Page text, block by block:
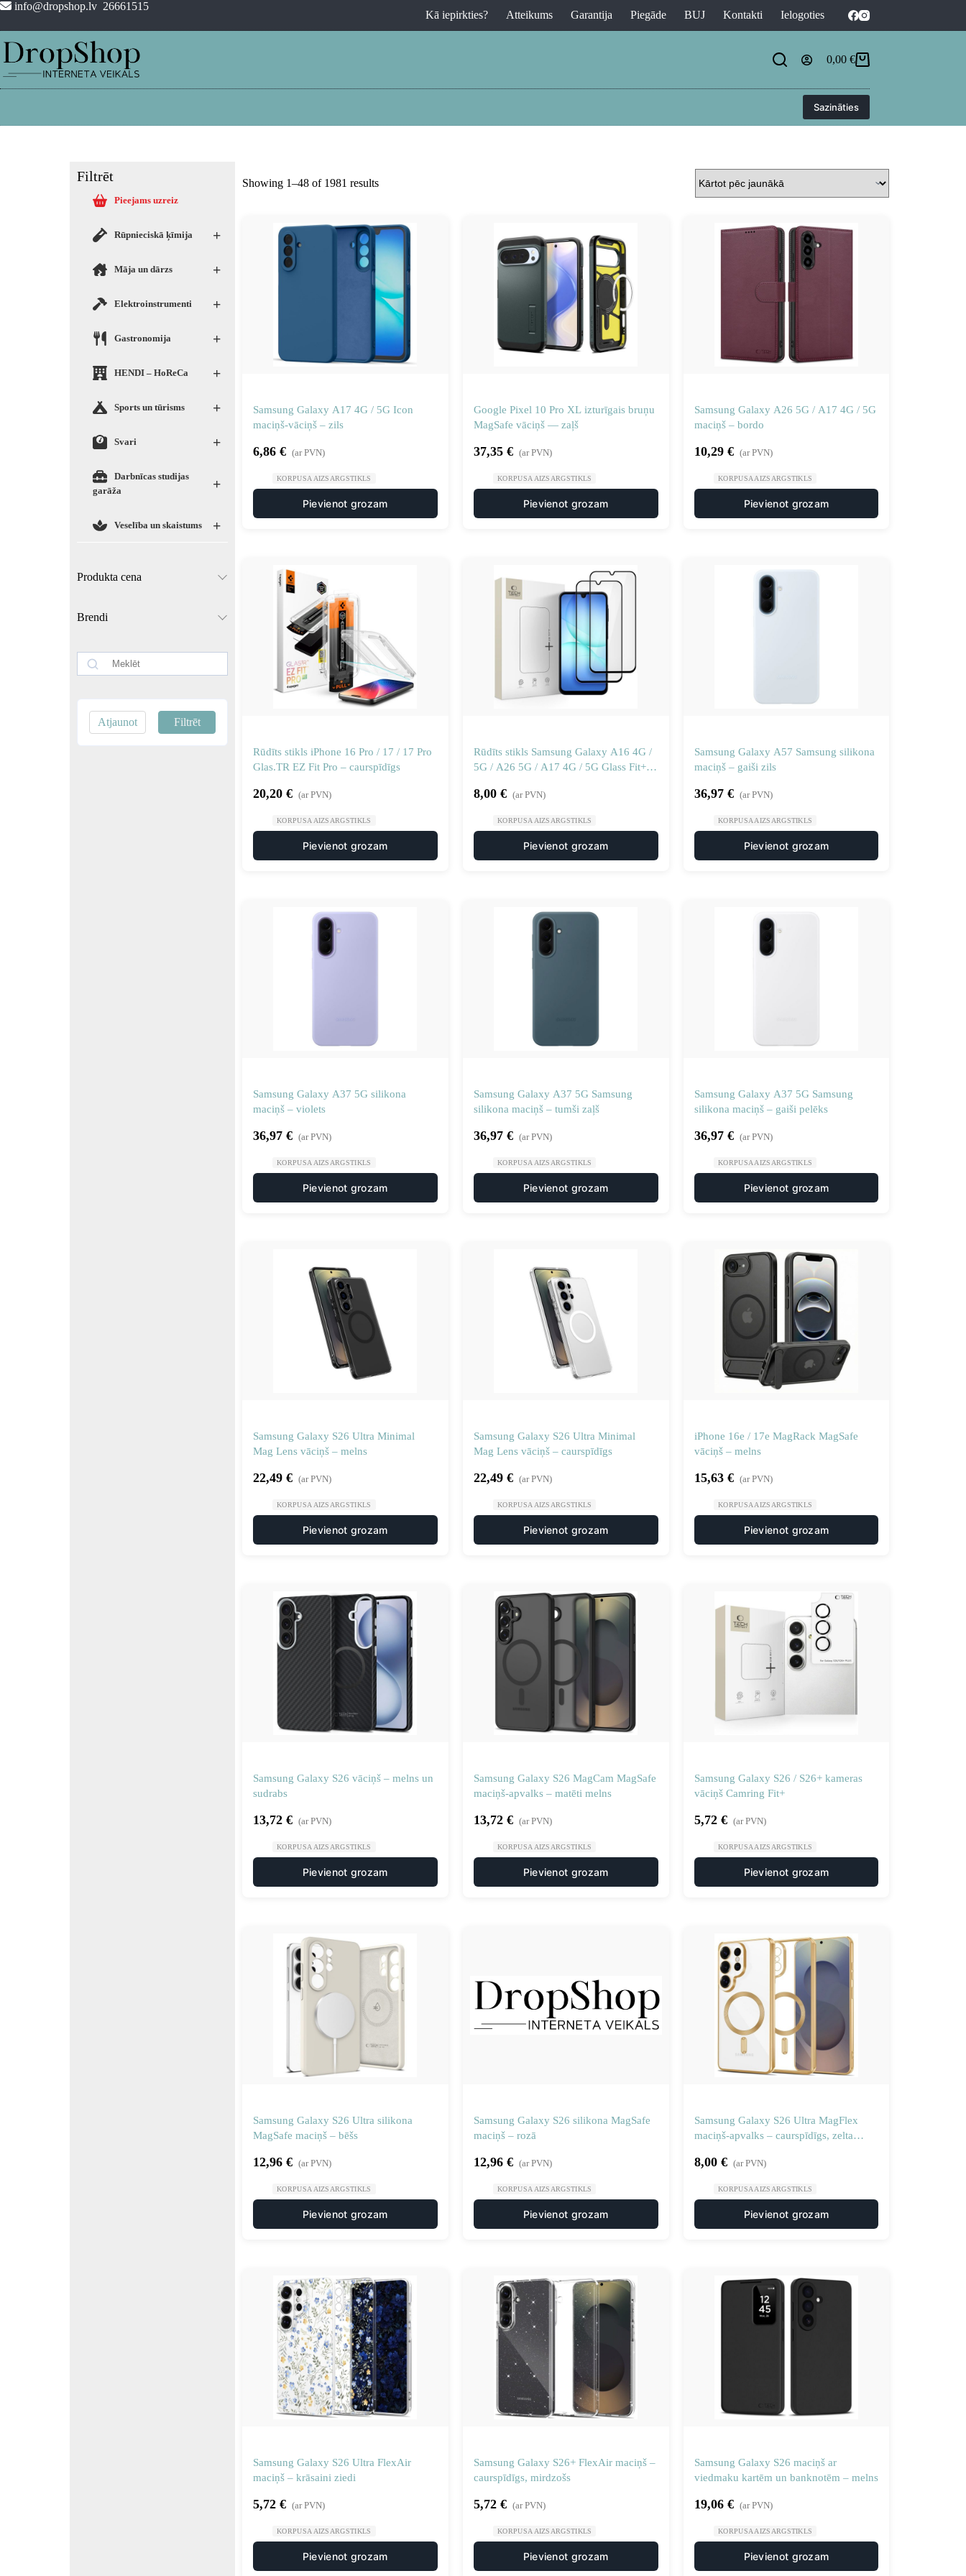
info@dropshop.lv 26661515
Kā iepirkties? Atteikums Garantija Piegāde BUJ Kontakti Ielogoties
0,00 €
Sazināties
Filtrēt
Pieejams uzreiz
+
Rūpnieciskā ķīmija
+
Māja un dārzs
+
Elektroinstrumenti
+
Gastronomija
+
HENDI – HoReCa
+
Sports un tūrisms
+
Svari
+
Darbnīcas studijas
garāža
+
Veselība un skaistums
Produkta cena
Brendi
Filtrēt
Atjaunot
Showing 1–48 of 1981 results
Samsung Galaxy A17 4G / 5G Icon
maciņš-vāciņš – zils
6,86 € (ar PVN)
KORPUSA AIZSARGSTIKLS
Pievienot grozam
Google Pixel 10 Pro XL izturīgais bruņu
MagSafe vāciņš — zaļš
37,35 € (ar PVN)
KORPUSA AIZSARGSTIKLS
Pievienot grozam
Samsung Galaxy A26 5G / A17 4G / 5G
maciņš – bordo
10,29 € (ar PVN)
KORPUSA AIZSARGSTIKLS
Pievienot grozam
Rūdīts stikls iPhone 16 Pro / 17 / 17 Pro
Glas.TR EZ Fit Pro – caurspīdīgs
20,20 € (ar PVN)
KORPUSA AIZSARGSTIKLS
Pievienot grozam
Rūdīts stikls Samsung Galaxy A16 4G /
5G / A26 5G / A17 4G / 5G Glass Fit+
8,00 € (ar PVN)
KORPUSA AIZSARGSTIKLS
Pievienot grozam
Samsung Galaxy A57 Samsung silikona
maciņš – gaiši zils
36,97 € (ar PVN)
KORPUSA AIZSARGSTIKLS
Pievienot grozam
Samsung Galaxy A37 5G silikona
maciņš – violets
36,97 € (ar PVN)
KORPUSA AIZSARGSTIKLS
Pievienot grozam
Samsung Galaxy A37 5G Samsung
silikona maciņš – tumši zaļš
36,97 € (ar PVN)
KORPUSA AIZSARGSTIKLS
Pievienot grozam
Samsung Galaxy A37 5G Samsung
silikona maciņš – gaiši pelēks
36,97 € (ar PVN)
KORPUSA AIZSARGSTIKLS
Pievienot grozam
Samsung Galaxy S26 Ultra Minimal
Mag Lens vāciņš – melns
22,49 € (ar PVN)
KORPUSA AIZSARGSTIKLS
Pievienot grozam
Samsung Galaxy S26 Ultra Minimal
Mag Lens vāciņš – caurspīdīgs
22,49 € (ar PVN)
KORPUSA AIZSARGSTIKLS
Pievienot grozam
iPhone 16e / 17e MagRack MagSafe
vāciņš – melns
15,63 € (ar PVN)
KORPUSA AIZSARGSTIKLS
Pievienot grozam
Samsung Galaxy S26 vāciņš – melns un
sudrabs
13,72 € (ar PVN)
KORPUSA AIZSARGSTIKLS
Pievienot grozam
Samsung Galaxy S26 MagCam MagSafe
maciņš-apvalks – matēti melns
13,72 € (ar PVN)
KORPUSA AIZSARGSTIKLS
Pievienot grozam
Samsung Galaxy S26 / S26+ kameras
vāciņš Camring Fit+
5,72 € (ar PVN)
KORPUSA AIZSARGSTIKLS
Pievienot grozam
Samsung Galaxy S26 Ultra silikona
MagSafe maciņš – bēšs
12,96 € (ar PVN)
KORPUSA AIZSARGSTIKLS
Pievienot grozam
Samsung Galaxy S26 silikona MagSafe
maciņš – rozā
12,96 € (ar PVN)
KORPUSA AIZSARGSTIKLS
Pievienot grozam
Samsung Galaxy S26 Ultra MagFlex
maciņš-apvalks – caurspīdīgs, zelta
8,00 € (ar PVN)
KORPUSA AIZSARGSTIKLS
Pievienot grozam
Samsung Galaxy S26 Ultra FlexAir
maciņš – krāsaini ziedi
5,72 € (ar PVN)
KORPUSA AIZSARGSTIKLS
Pievienot grozam
Samsung Galaxy S26+ FlexAir maciņš –
caurspīdīgs, mirdzošs
5,72 € (ar PVN)
KORPUSA AIZSARGSTIKLS
Pievienot grozam
Samsung Galaxy S26 maciņš ar
viedmaku kartēm un banknotēm – melns
19,06 € (ar PVN)
KORPUSA AIZSARGSTIKLS
Pievienot grozam